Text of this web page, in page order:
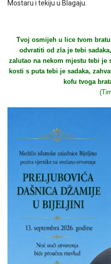
Mostaru i tekiju u Blagaju.
Tvoj osmijeh u lice tvom
odvratiti od zla je tebi
zalutao na nekom mjestu tebi je
kosti s puta tebi je sadaka,
kofu tvoga